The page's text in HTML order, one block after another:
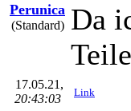
Perunica
(Standard) Da
17.05.21,
20:43:03
Link